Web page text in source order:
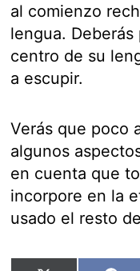
al comienzo
lengua.
centro de su
a escupir.
Verás que poco
algunos
en cuenta que
incorpore en la
usado el resto